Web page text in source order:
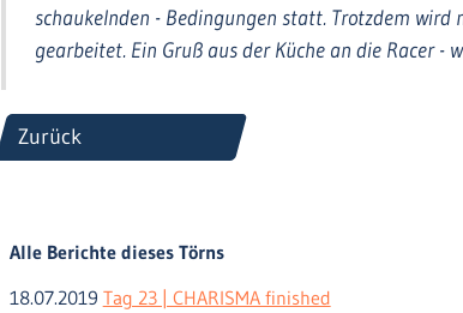
schaukelnden - Bedingungen statt. Trotzdem
gearbeitet. Ein Gruß aus der Küche an die Racer -
Zurück
Alle Berichte dieses Törns
18.07.2019 Tag 23 | CHARISMA finished